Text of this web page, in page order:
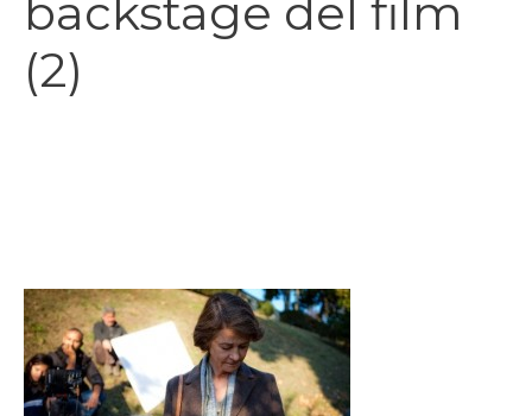
backstage del film
(2)